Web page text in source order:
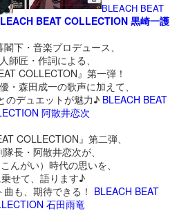
BLEACH BEAT
BEAT COLLECTION 黒崎一護
下・音楽プロデュース、
師匠・作詞による、
COLLECTON』第一弾！
・森田成一の歌声に加えて、
のデュエットが魅力♪ BLEACH BEAT
阿散井恋次
COLLECTION』第二弾、
長・阿散井恋次が、
んがい）時代の思いを、
せて、語ります♪
も、期待できる！ BLEACH BEAT
石田雨竜